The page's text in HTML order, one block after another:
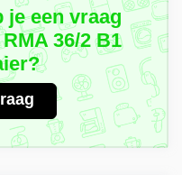
je een vraag
36/2 B1